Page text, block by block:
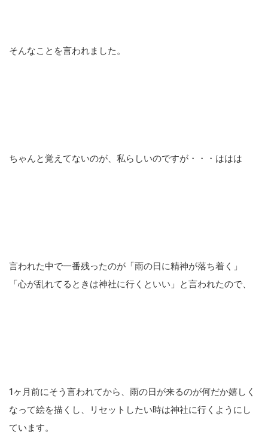
そんなことを言われました。
ちゃんと覚えてないのが、私らしいのですが・・・ははは
言われた中で一番残ったのが「雨の日に精神が落ち着く」
「心が乱れてるときは神社に行くといい」と言われたので、
1ヶ月前にそう言われてから、雨の日が来るのが何だか嬉しく
なって絵を描くし、リセットしたい時は神社に行くようにし
ています。